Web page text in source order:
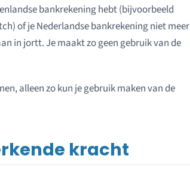
bankrekening hebt (bijvoorbeeld
of je Nederlandse bankrekening niet meer
in jortt. Je maakt zo geen gebruik van de
alleen zo kun je gebruik maken van de
kracht